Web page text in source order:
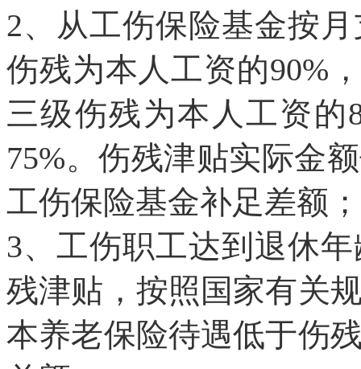
2、从工伤保险基金按
伤残为本人工资的90%
三级伤残为本人工资的
75%。伤残津贴实际金
工伤保险基金补足差额；
3、工伤职工达到退休
残津贴，按照国家有关
本养老保险待遇低于伤